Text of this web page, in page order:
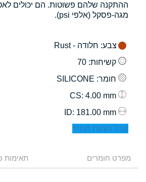
ההתקנה שלהם פשוטות. הם יכולים
מגה-פסקל (אלפי psi).
צבע: חלודה - Rust
קשיחות: 70
חומר: SILICONE
: 4.00 mm
: 181.00 mm
קבל הצעת מחיר
מפרט חומרים תאימות